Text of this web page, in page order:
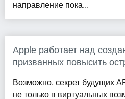
направление пока...
Apple работает над
призванных повысить
Возможно, секрет будущих
не только в виртуальных